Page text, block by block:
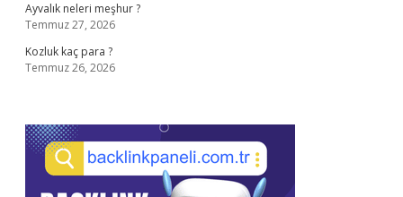
Ayvalık neleri meşhur ?
Temmuz 27, 2026
Kozluk kaç para ?
Temmuz 26, 2026